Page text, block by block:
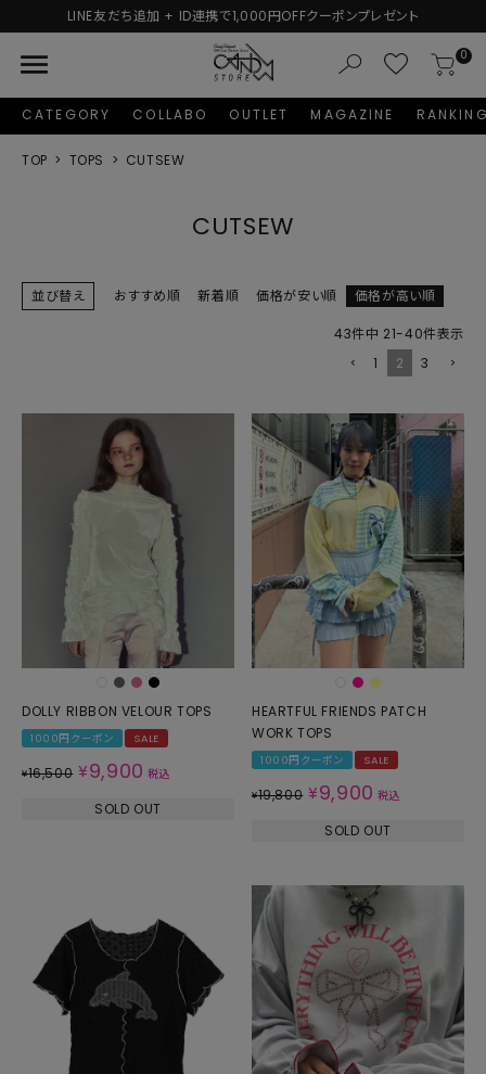
ち追加 + ID連携で1,000円OFFクーポンプレゼント
menu 0
CATEGORY COLLABO OUTLET MAGAZINE
TOP TOPS CUTSEW
CUTSEW
並び替え おすすめ順 新着順 価格が安い順 価格が高い順
43件中 21-40件表示
1
2 3
DOLLY RIBBON VELOUR TOPS
1000円クーポン SALE
¥16,500 ¥9,900 税込
SOLD OUT
HEARTFUL FRIENDS PATCH
WORK TOPS
1000円クーポン SALE
¥19,800 ¥9,900 税込
SOLD OUT